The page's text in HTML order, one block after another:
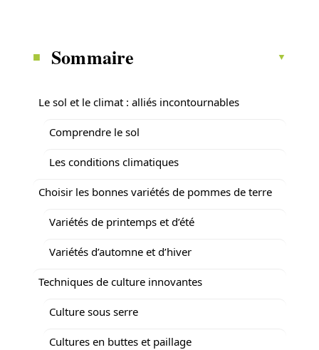
Sommaire
Le sol et le climat : alliés incontournables
Comprendre le sol
Les conditions climatiques
Choisir les bonnes variétés de pommes de terre
Variétés de printemps et d’été
Variétés d’automne et d’hiver
Techniques de culture innovantes
Culture sous serre
Cultures en buttes et paillage